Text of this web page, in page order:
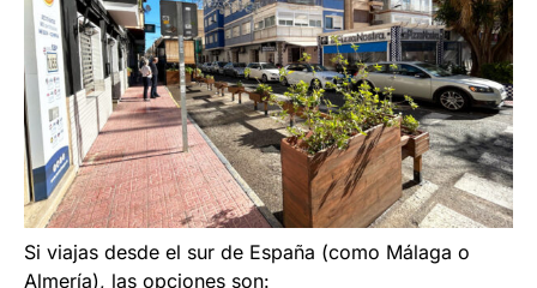
Si viajas desde el sur de España (como Málaga o
Almería), las opciones son: